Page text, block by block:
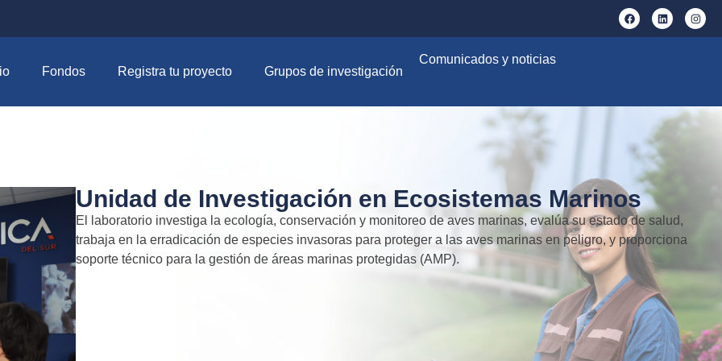
Fondos Registra tu proyecto Grupos de investigación
Comunicados y noticias
Unidad de Investigación en Ecosistemas Marinos
El laboratorio investiga la ecología, conservación y monitoreo de aves marinas, evalúa su estado de salud,
trabaja en la erradicación de especies invasoras para proteger a las aves marinas en peligro, y proporciona
soporte técnico para la gestión de áreas marinas protegidas (AMP).